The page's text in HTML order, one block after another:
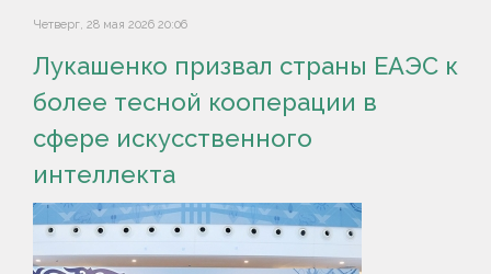
Четверг, 28 мая 2026 20:06
Лукашенко призвал страны ЕАЭС к
более тесной кооперации в
сфере искусственного
интеллекта